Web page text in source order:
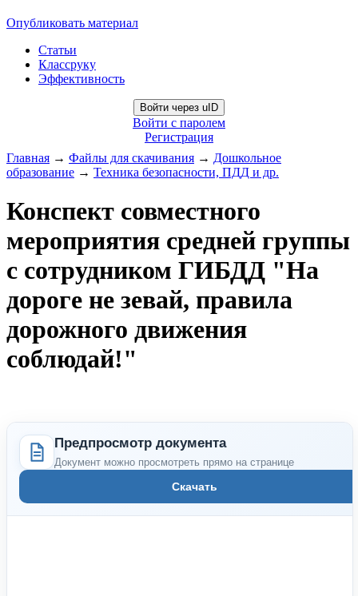
Опубликовать материал
Статьи
Классруку
Эффективность
Войти через uID
Войти с паролем
Регистрация
Главная → Файлы для скачивания → Дошкольное
образование → Техника безопасности, ПДД и др.
Конспект совместного
мероприятия средней группы
с сотрудником ГИБДД "На
дороге не зевай, правила
дорожного движения
соблюдай!"
Предпросмотр документа
Документ можно просмотреть прямо на странице
Скачать